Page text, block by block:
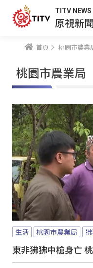
TITV NEWS
原視新
首頁 桃園市農業
桃園市農業局
生活 桃園市農業局
東非狒狒中槍身亡